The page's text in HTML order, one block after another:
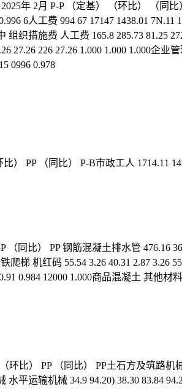
年 2月 P-P （定基） （环比） （同比
6人工费 994 67 17147 1438.01 7N.11
组织措施费 人工费 165.8 285.73 81.25
27.26 226 27.26 1.000 1.000 1.000企业
0996 0.978
） PP （同比） P-B市政工人 1714.11
同比） PP 钢筋混凝土排水管 476.16
爬梯 机红码 55.54 3.26 40.31 2.87 3.26
0.984 12000 1.000商品混凝土 其他材
环比） PP （同比） PP土石方及筑路机
水平运输机械 34.9 94.20) 38.30 83.84